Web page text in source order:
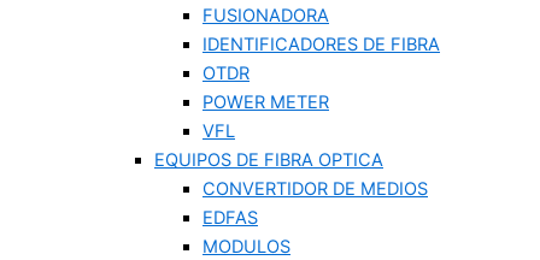
FUSIONADORA
IDENTIFICADORES DE FIBRA
OTDR
POWER METER
VFL
EQUIPOS DE FIBRA OPTICA
CONVERTIDOR DE MEDIOS
EDFAS
MODULOS